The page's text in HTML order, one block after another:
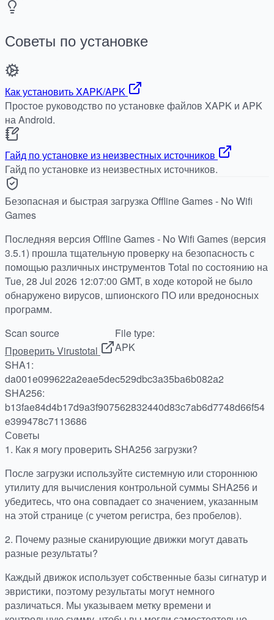
Советы по установке
Как установить XAPK/APK
Простое руководство по установке файлов XAPK и APK
на Android.
Гайд по установке из неизвестных источников
Гайд по установке из неизвестных источников.
Безопасная и быстрая загрузка Offline Games - No Wifi
Games
Последняя версия Offline Games - No Wifi Games (версия
3.5.1) прошла тщательную проверку на безопасность с
помощью различных инструментов Total по состоянию на
Tue, 28 Jul 2026 12:07:00 GMT, в ходе которой не было
обнаружено вирусов, шпионского ПО или вредоносных
программ.
Scan source
Проверить Virustotal
File type:
APK
SHA1:
da001e099622a2eae5dec529dbc3a35ba6b082a2
SHA256:
b13fae84d4b17d9a3f907562832440d83c7ab6d7748d66f54
e399478c7113686
Советы
1. Как я могу проверить SHA256 загрузки?
После загрузки используйте системную или стороннюю
утилиту для вычисления контрольной суммы SHA256 и
убедитесь, что она совпадает со значением, указанным
на этой странице (с учетом регистра, без пробелов).
2. Почему разные сканирующие движки могут давать
разные результаты?
Каждый движок использует собственные базы сигнатур и
эвристики, поэтому результаты могут немного
различаться. Мы указываем метку времени и